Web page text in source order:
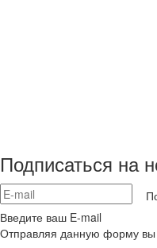
Подписаться на
Введите ваш E-mail
Отправляя данную форму вы